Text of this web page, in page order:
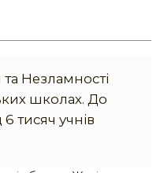
Незламності
школах. До
тисяч учнів